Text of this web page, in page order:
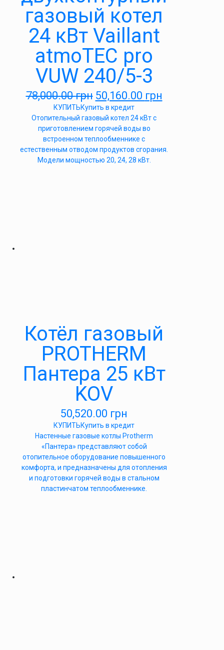
газовый котел
24 кВт Vaillant
atmoTEC pro
VUW 240/5-3
78,000.00грн 50,160.00 грн
КУПИТЬКупить в кредит
Отопительный газовый котел 24 кВт с
приготовлением горячей воды во
встроенном теплообменнике с
естественным отводом продуктов сгорания.
Модели мощностью 20, 24, 28 кВт.
Котёл газовый
PROTHERM
Пантера 25 кВт
KOV
50,520.00 грн
КУПИТЬКупить в кредит
Настенные газовые котлы Protherm
«Пантера» представляют собой
отопительное оборудование повышенного
комфорта, и предназначены для отопления
и подготовки горячей воды в стальном
пластинчатом теплообменнике.